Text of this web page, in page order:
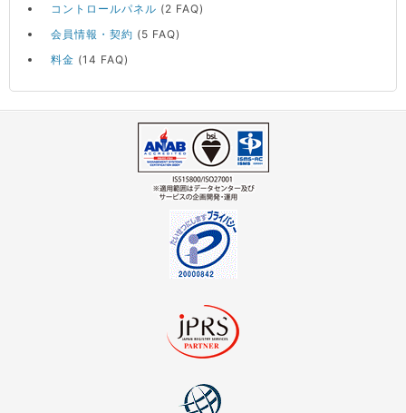
コントロールパネル (2 FAQ)
会員情報・契約 (5 FAQ)
料金 (14 FAQ)